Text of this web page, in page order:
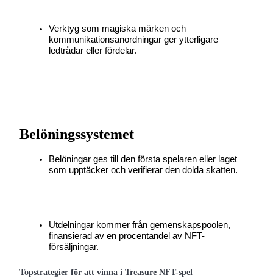
Bitrue Partners
Upp till 65% provision!
Verktyg som magiska märken och
kommunikationsanordningar ger ytterligare
ledtrådar eller fördelar.
Belöningssystemet
Belöningar ges till den första spelaren eller laget
som upptäcker och verifierar den dolda skatten.
Utdelningar kommer från gemenskapspoolen,
finansierad av en procentandel av NFT-
försäljningar.
Topstrategier för att vinna i Treasure NFT-spel